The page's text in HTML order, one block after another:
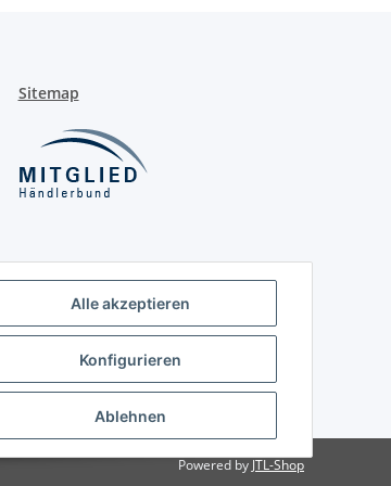
Alle akzeptieren
Konfigurieren
Ablehnen
Sitemap
Powered by JTL-Shop